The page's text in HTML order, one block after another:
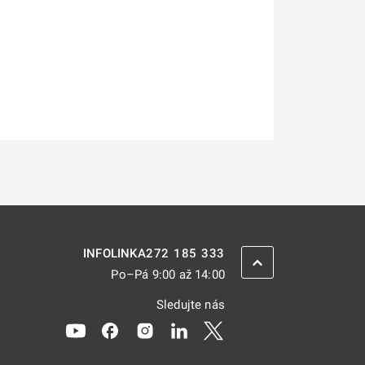
INFOLINKA272 185 333
Po–Pá 9:00 až 14:00
Sledujte nás
Odkaz se otevře na nové kartě
Odkaz se otevře na nové kartě
Odkaz se otevře na nové kartě
Odkaz se otevře na nové
ZPĚT NAHORU